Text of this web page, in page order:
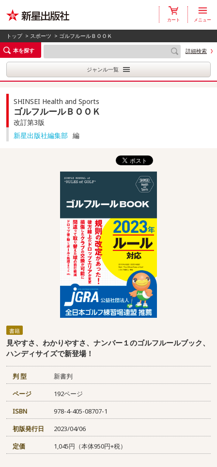
カート メニュー
トップ > スポーツ > ゴルフルールＢＯＯＫ
本を探す
詳細検索
ジャンル一覧
SHINSEI Health and Sports
ゴルフルールＢＯＯＫ
改訂第3版
新星出版社編集部 編
書籍
見やすさ、わかりやすさ、ナンバー１のゴルフルールブック、
ハンディサイズで新登場！
判 型
新書判
ページ
192ページ
ISBN
978-4-405-08707-1
初版発行日
2023/04/06
定価
1,045円（本体950円+税）